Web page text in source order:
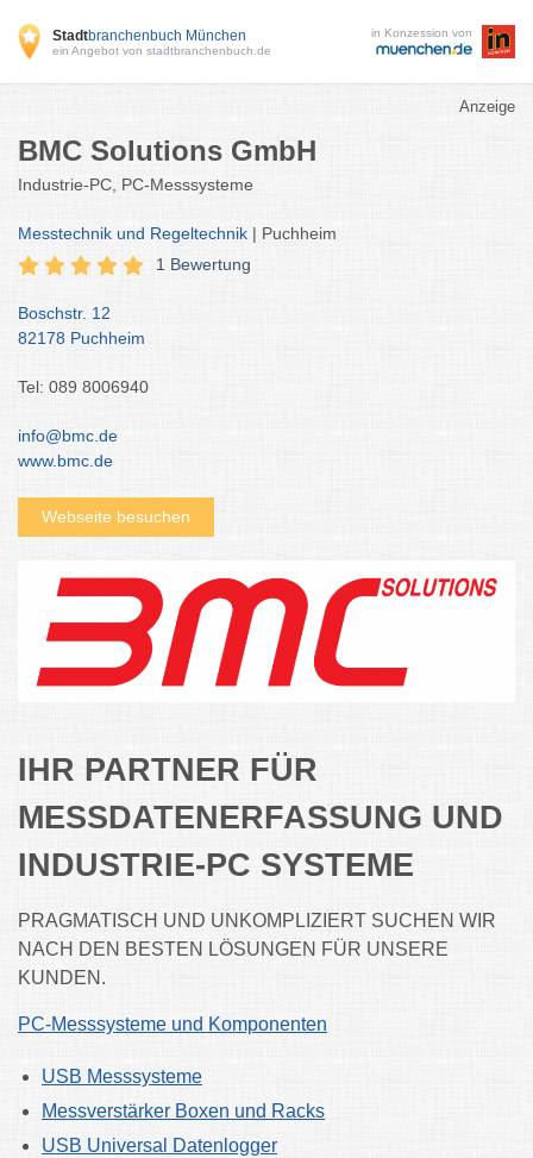
Stadtbranchenbuch München
ein Angebot von stadtbranchenbuch.de
in Konzession von
Anzeige
BMC Solutions GmbH
Industrie-PC, PC-Messsysteme
Messtechnik und Regeltechnik | Puchheim
1 Bewertung
Boschstr. 12
82178 Puchheim
Tel: 089 8006940
info@bmc.de
www.bmc.de
Webseite besuchen
IHR PARTNER FÜR
MESSDATENERFASSUNG UND
INDUSTRIE-PC SYSTEME
PRAGMATISCH UND UNKOMPLIZIERT SUCHEN WIR
NACH DEN BESTEN LÖSUNGEN FÜR UNSERE
KUNDEN.
PC-Messsysteme und Komponenten
USB Messsysteme
Messverstärker Boxen und Racks
USB Universal Datenlogger